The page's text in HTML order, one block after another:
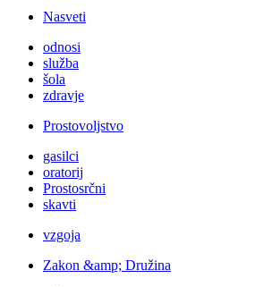
Nasveti
odnosi
služba
šola
zdravje
Prostovoljstvo
gasilci
oratorij
Prostosrčni
skavti
vzgoja
Zakon &amp; Družina